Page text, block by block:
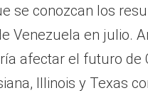
se conozcan los
Venezuela en julio.
afectar el futuro de
Illinois y Texas